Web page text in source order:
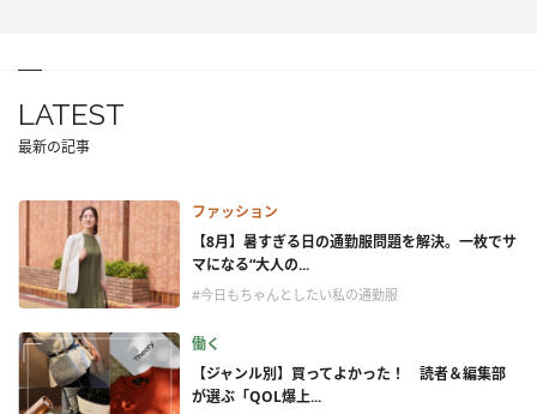
LATEST
最新の記事
ファッション
【8月】暑すぎる日の通勤服問題を解決。一枚でサ
マになる“大人の...
#今日もちゃんとしたい私の通勤服
働く
【ジャンル別】買ってよかった！ 読者＆編集部
が選ぶ「QOL爆上...